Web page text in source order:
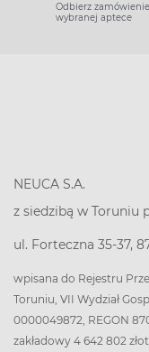
Odbierz
wybranej aptece
NEUCA S.A.
z siedzibą w Toruniu
ul. Forteczna 35-37,
wpisana do Rejestru
Toruniu, VII Wydział
0000049872, REGON
zakładowy 4 642 802